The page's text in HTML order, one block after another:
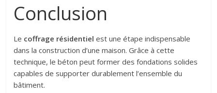
Conclusion
Le coffrage résidentiel est une étape indispensable
dans la construction d’une maison. Grâce à cette
technique, le béton peut former des fondations solides
capables de supporter durablement l’ensemble du
bâtiment.